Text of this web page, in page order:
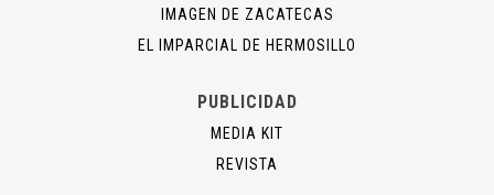
IMAGEN DE ZACATECAS
EL IMPARCIAL DE HERMOSILLO
PUBLICIDAD
MEDIA KIT
REVISTA